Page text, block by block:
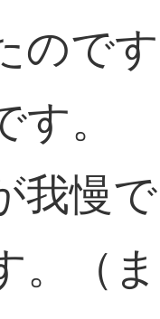
ので
。
我慢
。（